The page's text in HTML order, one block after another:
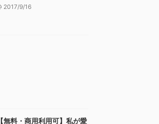
2017/9/16
【無料・商用利用可】私が愛